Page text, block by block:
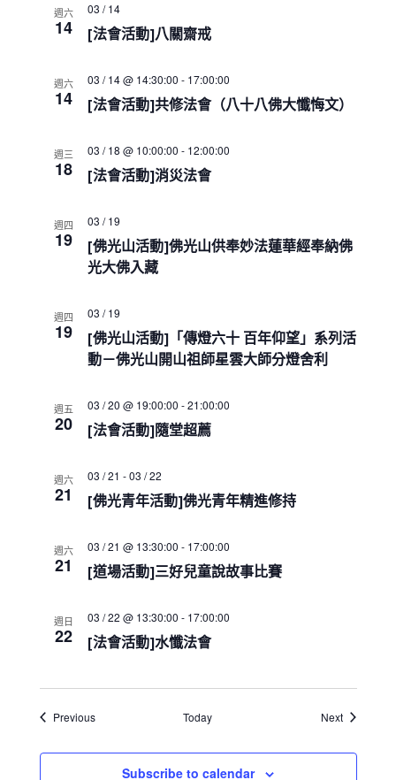
a
n
N
g
a
t
g
a
週六
14 [法會活動]八關齋戒
03 / 14
週六
14 [法會活動]共修法會（八十八佛大懺悔文）
03 / 14 @ 14:30:00 - 17:00:00
週三
18 [法會活動]消災法會
03 / 18 @ 10:00:00 - 12:00:00
週四
19
[佛光山活動]佛光山供奉妙法蓮華經奉納佛
光大佛入藏
03 / 19
週四
19
[佛光山活動]「傳燈六十 百年仰望」系列活
動－佛光山開山祖師星雲大師分燈舍利
03 / 19
週五
20 [法會活動]隨堂超薦
03 / 20 @ 19:00:00 -21:00:00
週六
21 [佛光青年活動]佛光青年精進修持
03 / 21 -03 / 22
週六
21 [道場活動]三好兒童說故事比賽
03 / 21 @ 13:30:00 - 17:00:00
週日
22 [法會活動]水懺法會
03 / 22 @ 13:30:00 - 17:00:00
PreviousEvents Today NextEvents
Subscribe to calendar